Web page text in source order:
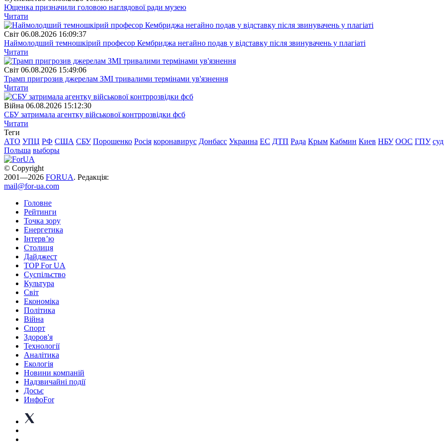
Ющенка призначили головою наглядової ради музею
Читати
Свiт 06.08.2026 16:09:37
Наймолодший темношкірий професор Кембриджа негайно подав у відставку після звинувачень у плагіаті
Читати
Свiт 06.08.2026 15:49:06
Трамп пригрозив джерелам ЗМІ тривалими термінами ув'язнення
Читати
Війна 06.08.2026 15:12:30
СБУ затримала агентку військової контррозвідки фсб
Читати
Теги
АТО УПЦ РФ США СБУ Порошенко Росія коронавирус Донбасс Украина ЕС ДТП Рада Крым Кабмин Киев НБУ ООС ГПУ суд
Польша выборы
© Copyright
2001—2026 FORUA. Редакція:
mail@for-ua.com
Головне
Рейтинги
Точка зору
Енергетика
Інтерв’ю
Столиця
Дайджест
TOP For UA
Суспiльство
Культура
Світ
Економіка
Політика
Війна
Спорт
Здоров'я
Технології
Аналітика
Екологія
Новини компаній
Надзвичайні події
Досьє
ИнфоFor